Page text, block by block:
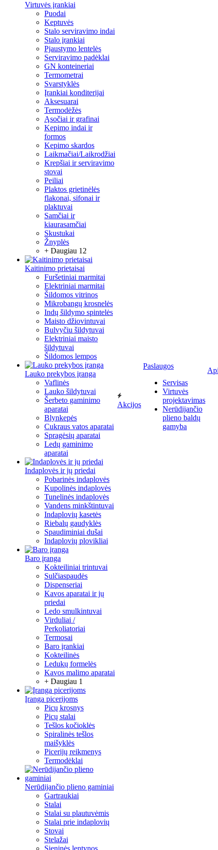
Virtuvės įrankiai
Puodai
Keptuvės
Stalo serviravimo indai
Stalo įrankiai
Pjaustymo lentelės
Serviravimo padėklai
GN konteineriai
Termometrai
Svarstyklės
Įrankiai konditerijai
Aksesuarai
Termodėžės
Ąsočiai ir grafinai
Kepimo indai ir
formos
Kepimo skardos
Laikmačiai/Laikrodžiai
Krepšiai ir serviravimo
stovai
Peiliai
Plaktos grietinėlės
flakonai, sifonai ir
plaktuvai
Samčiai ir
kiaurasamčiai
Skustukai
Žnyplės
+ Daugiau 12
Kaitinimo prietaisai
Furšetiniai marmitai
Elektriniai marmitai
Šildomos vitrinos
Mikrobangų krosnelės
Indų šildymo spintelės
Maisto džiovintuvai
Bulvyčiu šildytuvai
Elektriniai maisto
šildytuvai
Šildomos lempos
Lauko prekybos įranga
Vaflinės
Lauko šildytuvai
Šerbeto gaminimo
aparatai
Blynkepės
Cukraus vatos aparatai
Spragėsių aparatai
Ledų gaminimo
aparatai
Indaplovės ir jų priedai
Pobarinės indaplovės
Kupolinės indaplovės
Tunelinės indaplovės
Vandens minkštintuvai
Indaplovių kasetės
Riebalų gaudyklės
Spaudiminiai dušai
Indaplovių plovikliai
Baro įranga
Kokteiliniai trintuvai
Sulčiaspaudės
Dispenseriai
Kavos aparatai ir jų
priedai
Ledo smulkintuvai
Virduliai /
Perkoliatoriai
Termosai
Baro įrankiai
Kokteilinės
Ledukų formelės
Kavos malimo aparatai
+ Daugiau 1
Įranga picerijoms
Picų krosnys
Picų stalai
Tešlos kočioklės
Spiralinės tešlos
maišyklės
Picerijų reikmenys
Termodėklai
Nerūdijančio plieno gaminiai
Gartraukiai
Stalai
Stalai su plautuvėmis
Stalai prie indaplovių
Stovai
Stelažai
Sieninės lentynos
Akcijos
Paslaugos
Servisas
Virtuvės
projektavimas
Nerūdijančio
plieno baldų
gamyba